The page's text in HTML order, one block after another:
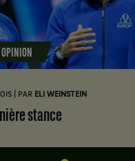
PAR ELI WEINSTEIN
stance